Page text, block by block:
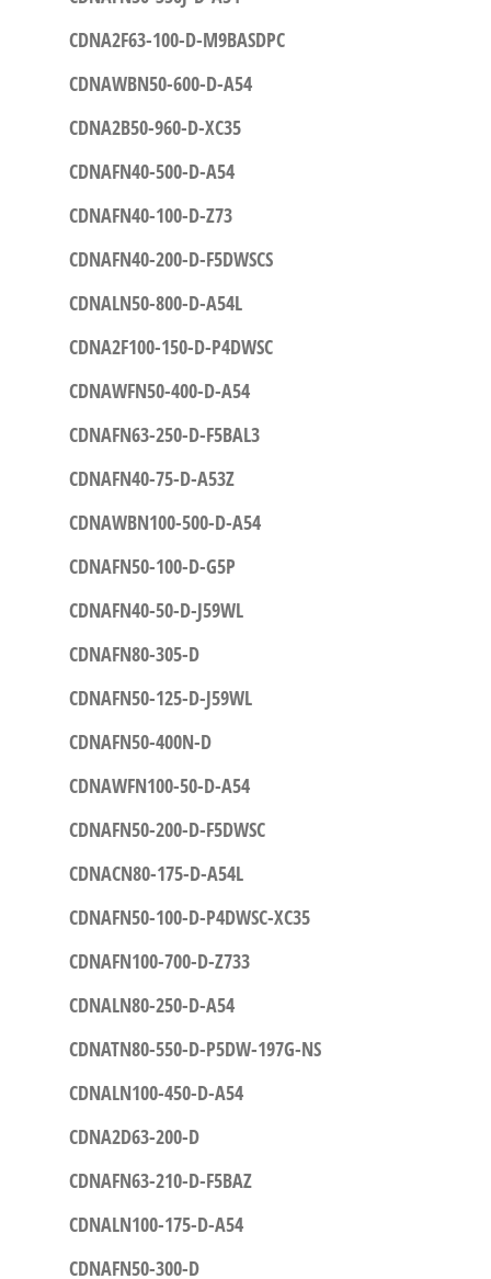
CDNA2F63-100-D-M9BASDPC
CDNAWBN50-600-D-A54
CDNA2B50-960-D-XC35
CDNAFN40-500-D-A54
CDNAFN40-100-D-Z73
CDNAFN40-200-D-F5DWSCS
CDNALN50-800-D-A54L
CDNA2F100-150-D-P4DWSC
CDNAWFN50-400-D-A54
CDNAFN63-250-D-F5BAL3
CDNAFN40-75-D-A53Z
CDNAWBN100-500-D-A54
CDNAFN50-100-D-G5P
CDNAFN40-50-D-J59WL
CDNAFN80-305-D
CDNAFN50-125-D-J59WL
CDNAFN50-400N-D
CDNAWFN100-50-D-A54
CDNAFN50-200-D-F5DWSC
CDNACN80-175-D-A54L
CDNAFN50-100-D-P4DWSC-XC35
CDNAFN100-700-D-Z733
CDNALN80-250-D-A54
CDNATN80-550-D-P5DW-197G-NS
CDNALN100-450-D-A54
CDNA2D63-200-D
CDNAFN63-210-D-F5BAZ
CDNALN100-175-D-A54
CDNAFN50-300-D